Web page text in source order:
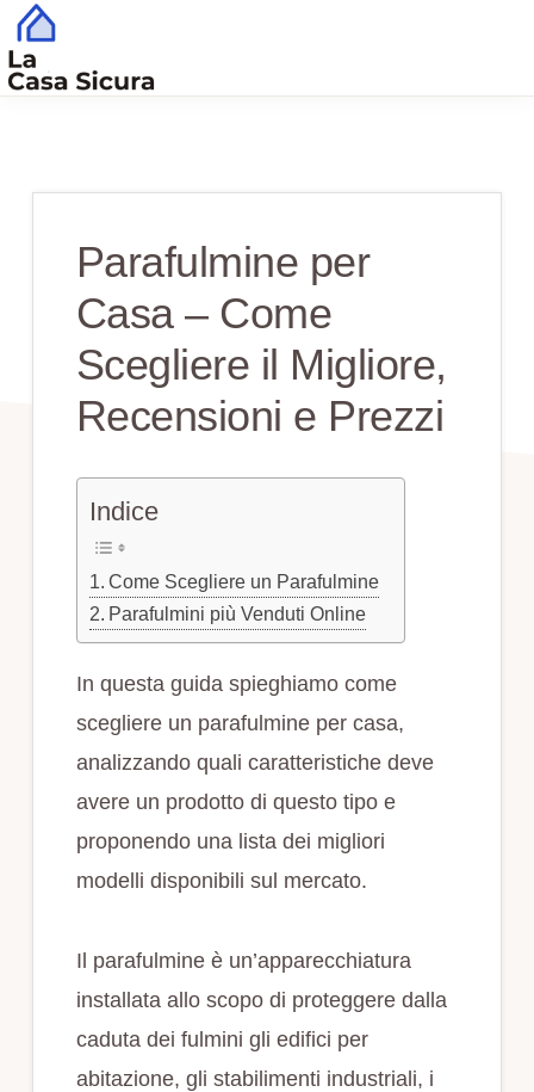
Skip
to
main
Skip
to
primary
che
Parafulmine per
Casa – Come
Scegliere il Migliore,
Recensioni e Prezzi
Indice
Come Scegliere un Parafulmine
Parafulmini più Venduti Online
In questa guida spieghiamo come
scegliere un parafulmine per casa,
analizzando quali caratteristiche deve
avere un prodotto di questo tipo e
proponendo una lista dei migliori
modelli disponibili sul mercato.
Il parafulmine è un’apparecchiatura
installata allo scopo di proteggere dalla
caduta dei fulmini gli edifici per
abitazione, gli stabilimenti industriali, i